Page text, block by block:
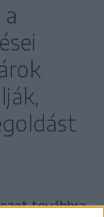
továbbra